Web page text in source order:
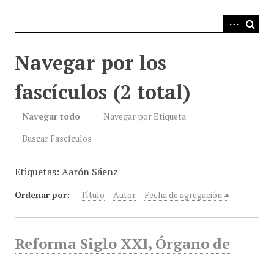
Navegar por los
fascículos (2 total)
Navegar todo
Navegar por Etiqueta
Buscar Fascículos
Etiquetas: Aarón Sáenz
Ordenar por: Título Autor Fecha de agregación
Reforma Siglo XXI, Órgano de